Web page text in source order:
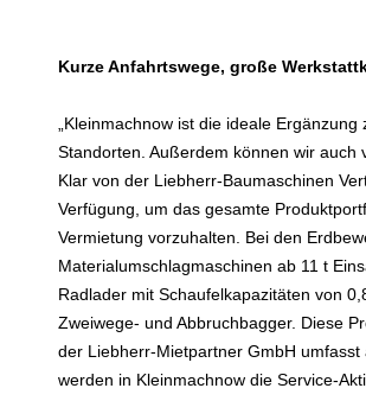
Kurze Anfahrtswege, große
„Kleinmachnow ist die ideale
Standorten. Außerdem können wir auch
Klar von der Liebherr-Baumaschinen
Verfügung, um das gesamte
Vermietung vorzuhalten. Bei den
Materialumschlagmaschinen ab 11 t
Radlader mit Schaufelkapazitäten von
Zweiwege- und Abbruchbagger. Diese
der Liebherr-Mietpartner GmbH
werden in Kleinmachnow die Service-